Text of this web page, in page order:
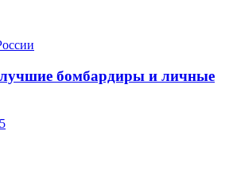
бомбардиры и личные